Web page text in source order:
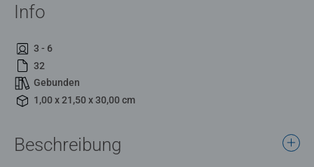
Info
3 - 6
32
Gebunden
1,00 x 21,50 x 30,00 cm
Beschreibung